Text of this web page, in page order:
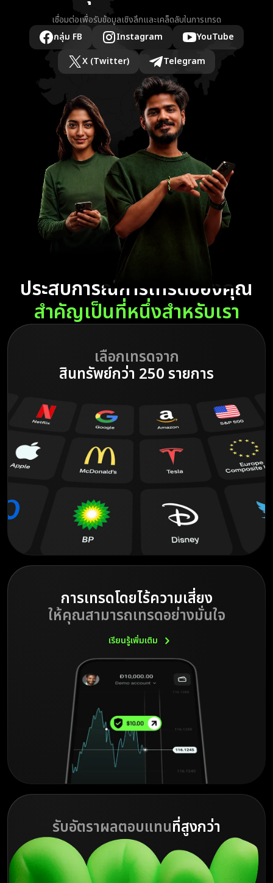
เชื่อมต่อเพื่อรับข้อมูลเชิงลึกและเคล็ดลับในการเทรด
กลุ่ม FB
Instagram
YouTube
X (Twitter)
Telegram
ประสบการณ์การเทรดของคุณ
สำคัญเป็นที่หนึ่งสำหรับเรา
เลือกเทรดจาก
สินทรัพย์กว่า 250 รายการ
การเทรดโดยไร้ความเสี่ยง
ให้คุณสามารถเทรดอย่างมั่นใจ
เรียนรู้เพิ่มเติม
รับอัตราผลตอบแทนที่สูงกว่า